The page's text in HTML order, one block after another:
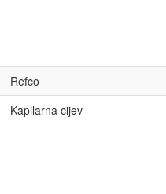
Refco
Kapilarna cijev